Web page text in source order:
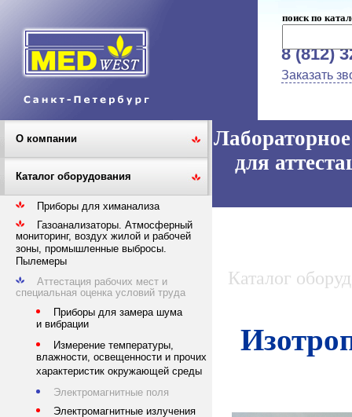
поиск по
8 (812)
Заказать
О компании
Каталог оборудования
Приборы для химанализа
Газоанализаторы. Атмосферный
мониторинг, воздух жилой и рабочей
зоны, промышленные выбросы.
Пылемеры
Аттестация рабочих мест и
специальная оценка условий труда
Приборы для замера шума
и вибрации
Измерение температуры,
влажности, освещенности и прочих
характеристик окружающей среды
Электромагнитные поля
Электромагнитные излучения
для
Каталог